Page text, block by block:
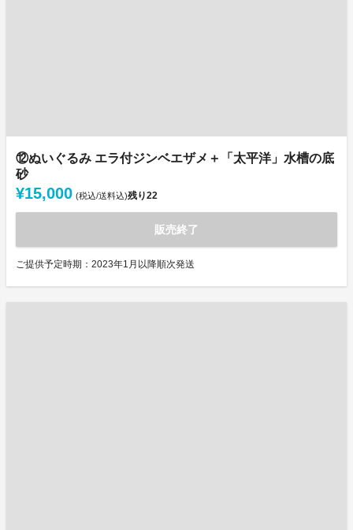
⑫ぬいぐるみ エラ付ジンベエザメ＋「太平洋」水槽の底
砂
¥15,000 (税込/送料込)残り22
販売終了
ご提供予定時期：2023年1月以降順次発送